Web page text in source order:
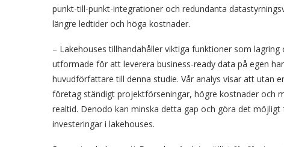
punkt-till-punkt-integrationer och redundanta
längre ledtider och höga kostnader.
– Lakehouses tillhandahåller viktiga funktioner som
utformade för att leverera business-ready data på egen
huvudförfattare till denna studie. Vår analys visar att utan
företag ständigt projektförseningar, högre kostnader och
realtid. Denodo kan minska detta gap och göra det
investeringar i lakehouses.